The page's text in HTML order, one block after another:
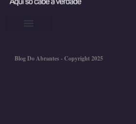
Blog Do Abrantes - Copyright 2025